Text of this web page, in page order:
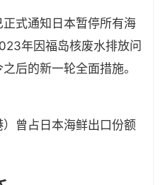
式通知日本暂停所有海
年因福岛核废水排放问
后的新一轮全面措施。
曾占日本海鲜出口份额